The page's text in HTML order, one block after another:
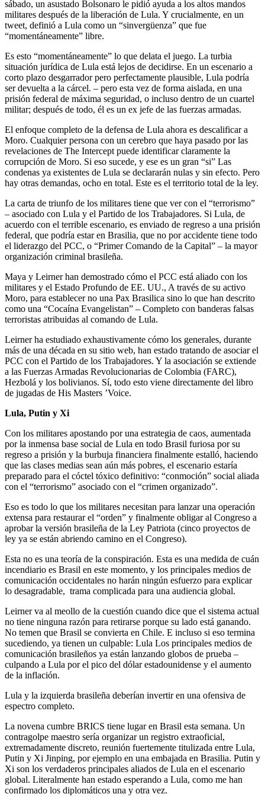
sábado, un asustado Bolsonaro le pidió ayuda a los altos mandos
militares después de la liberación de Lula. Y crucialmente, en un
tweet, definió a Lula como un “sinvergüenza” que fue
“momentáneamente” libre.
Es esto “momentáneamente” lo que delata el juego. La turbia
situación jurídica de Lula está lejos de decidirse. En un escenario a
corto plazo desgarrador pero perfectamente plausible, Lula podría
ser devuelta a la cárcel. – pero esta vez de forma aislada, en una
prisión federal de máxima seguridad, o incluso dentro de un cuartel
militar; después de todo, él es un ex jefe de las fuerzas armadas.
El enfoque completo de la defensa de Lula ahora es descalificar a
Moro. Cualquier persona con un cerebro que haya pasado por las
revelaciones de The Intercept puede identificar claramente la
corrupción de Moro. Si eso sucede, y ese es un gran “si” Las
condenas ya existentes de Lula se declararán nulas y sin efecto. Pero
hay otras demandas, ocho en total. Este es el territorio total de la ley.
La carta de triunfo de los militares tiene que ver con el “terrorismo”
– asociado con Lula y el Partido de los Trabajadores. Si Lula, de
acuerdo con el terrible escenario, es enviado de regreso a una prisión
federal, que podría estar en Brasilia, que no por accidente tiene todo
el liderazgo del PCC, o “Primer Comando de la Capital” – la mayor
organización criminal brasileña.
Maya y Leirner han demostrado cómo el PCC está aliado con los
militares y el Estado Profundo de EE. UU., A través de su activo
Moro, para establecer no una Pax Brasilica sino lo que han descrito
como una “Cocaína Evangelistan” – Completo con banderas falsas
terroristas atribuidas al comando de Lula.
Leirner ha estudiado exhaustivamente cómo los generales, durante
más de una década en su sitio web, han estado tratando de asociar el
PCC con el Partido de los Trabajadores. Y la asociación se extiende
a las Fuerzas Armadas Revolucionarias de Colombia (FARC),
Hezbolá y los bolivianos. Sí, todo esto viene directamente del libro
de jugadas de His Masters ’Voice.
Lula, Putin y Xi
Con los militares apostando por una estrategia de caos, aumentada
por la inmensa base social de Lula en todo Brasil furiosa por su
regreso a prisión y la burbuja financiera finalmente estalló, haciendo
que las clases medias sean aún más pobres, el escenario estaría
preparado para el cóctel tóxico definitivo: “conmoción” social aliada
con el “terrorismo” asociado con el “crimen organizado”.
Eso es todo lo que los militares necesitan para lanzar una operación
extensa para restaurar el “orden” y finalmente obligar al Congreso a
aprobar la versión brasileña de la Ley Patriota (cinco proyectos de
ley ya se están abriendo camino en el Congreso).
Esta no es una teoría de la conspiración. Esta es una medida de cuán
incendiario es Brasil en este momento, y los principales medios de
comunicación occidentales no harán ningún esfuerzo para explicar
lo desagradable, trama complicada para una audiencia global.
Leirner va al meollo de la cuestión cuando dice que el sistema actual
no tiene ninguna razón para retirarse porque su lado está ganando.
No temen que Brasil se convierta en Chile. E incluso si eso termina
sucediendo, ya tienen un culpable: Lula Los principales medios de
comunicación brasileños ya están lanzando globos de prueba –
culpando a Lula por el pico del dólar estadounidense y el aumento
de la inflación.
Lula y la izquierda brasileña deberían invertir en una ofensiva de
espectro completo.
La novena cumbre BRICS tiene lugar en Brasil esta semana. Un
contragolpe maestro sería organizar un registro extraoficial,
extremadamente discreto, reunión fuertemente titulizada entre Lula,
Putin y Xi Jinping, por ejemplo en una embajada en Brasilia. Putin y
Xi son los verdaderos principales aliados de Lula en el escenario
global. Literalmente han estado esperando a Lula, como me han
confirmado los diplomáticos una y otra vez.